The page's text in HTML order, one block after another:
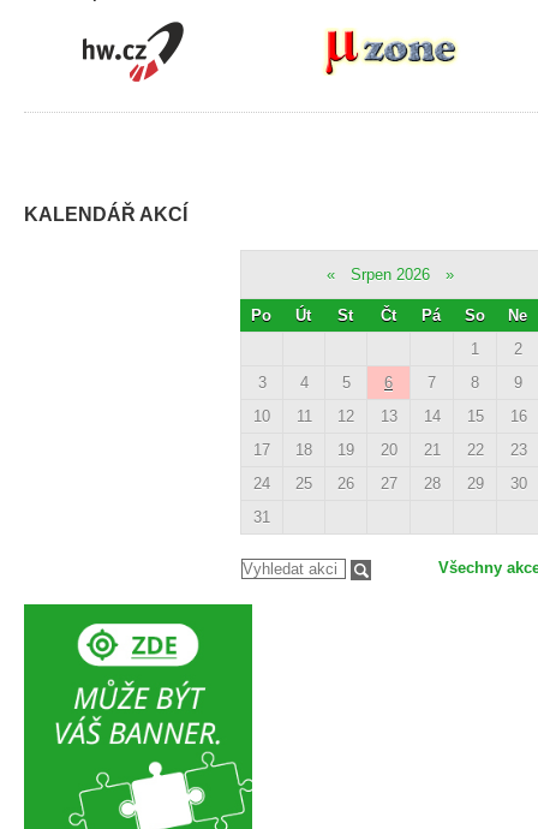
KALENDÁŘ AKCÍ
« Srpen 2026 »
Po Út St Čt Pá So
Ne
1
2
3
4 5 6 7 8
9
10
11 12 13 14 15
16
17
18 19 20 21 22
23
24
25 26 27 28 29
30
31
Všechny